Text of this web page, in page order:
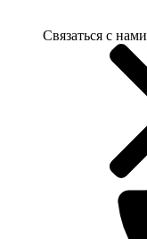
Связаться с нами